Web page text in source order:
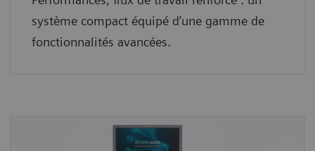
système compact équipé d’une gamme de
fonctionnalités avancées.